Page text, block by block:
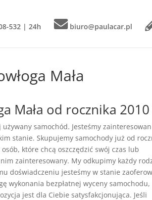
532 | 24h biuro@paulacar.pl
Mała
Mała od rocznika 2010
samochód. Jesteśmy
stanie. Skupujemy samochody już od
które chcą oszczędzić swój czas lub
zainteresowany. My odkupimy każdy
doświadczeniu jesteśmy w stanie
wykonania bezpłatnej wyceny samochodu,
jest dla Ciebie satysfakcjonująca. Jeśli